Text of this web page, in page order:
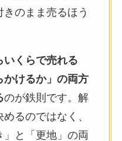
きのまま売るほう
いくらで売れる
かけるか」の両方
のが鉄則です。解
るのではなく、
と「更地」の両